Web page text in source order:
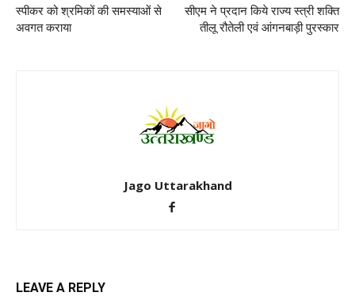
स्पीकर को श्रमिकों की समस्याओं से
अवगत कराया
सीएम ने प्रदान किये राज्य स्त्री शक्ति
तीलू रौतेली एवं आंगनबाड़ी पुरस्कार
Jago Uttarakhand
LEAVE A REPLY